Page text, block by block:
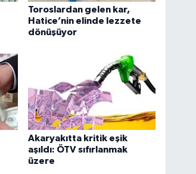
Toroslardan gelen kar,
Hatice’nin elinde lezzete
dönüşüyor
Akaryakıtta kritik eşik
aşıldı: ÖTV sıfırlanmak
üzere